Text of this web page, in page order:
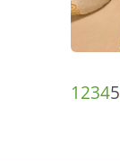
12345